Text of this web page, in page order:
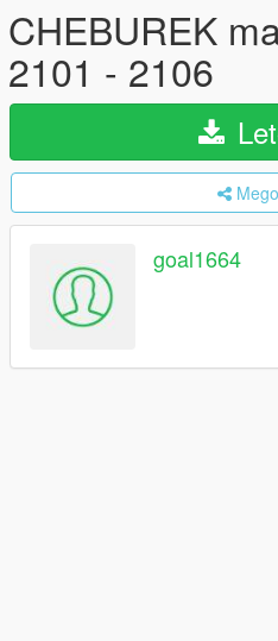
CHEBUREK
2101 - 2106
goal1664